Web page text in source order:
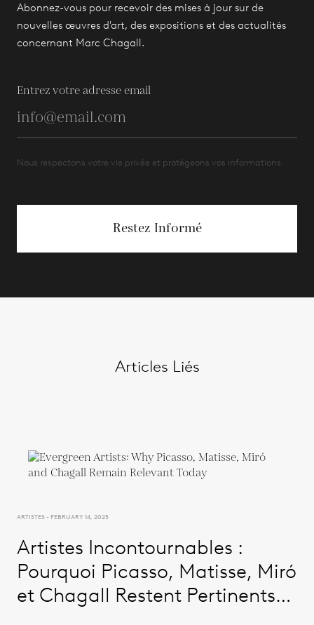
Abonnez-vous pour recevoir des mises à jour sur de
nouvelles œuvres d'art, des expositions et des actualités
concernant Marc Chagall.
Entrez votre adresse email
Nous respectons votre vie privée et protégeons vos informations.
Restez Informé
Articles Liés
ARTISTES - FEBRUARY 14, 2025
Artistes Incontournables :
Pourquoi Picasso, Matisse, Miró
et Chagall Restent Pertinents